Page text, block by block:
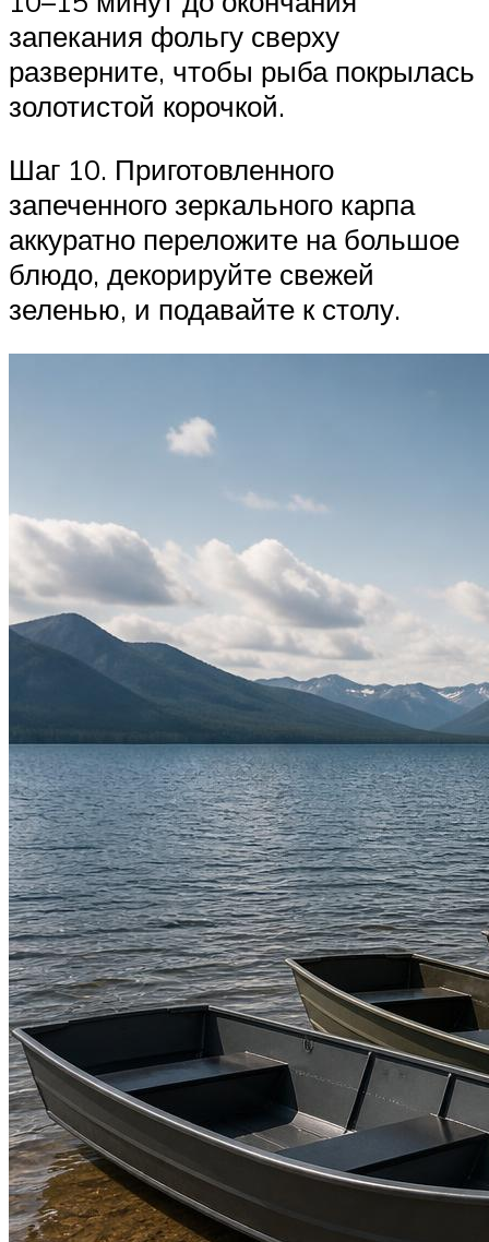
запекания фольгу сверху
разверните, чтобы рыба покрылась
золотистой корочкой.
Шаг 10. Приготовленного
запеченного зеркального карпа
аккуратно переложите на большое
блюдо, декорируйте свежей
зеленью, и подавайте к столу.